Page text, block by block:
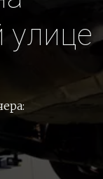
улице